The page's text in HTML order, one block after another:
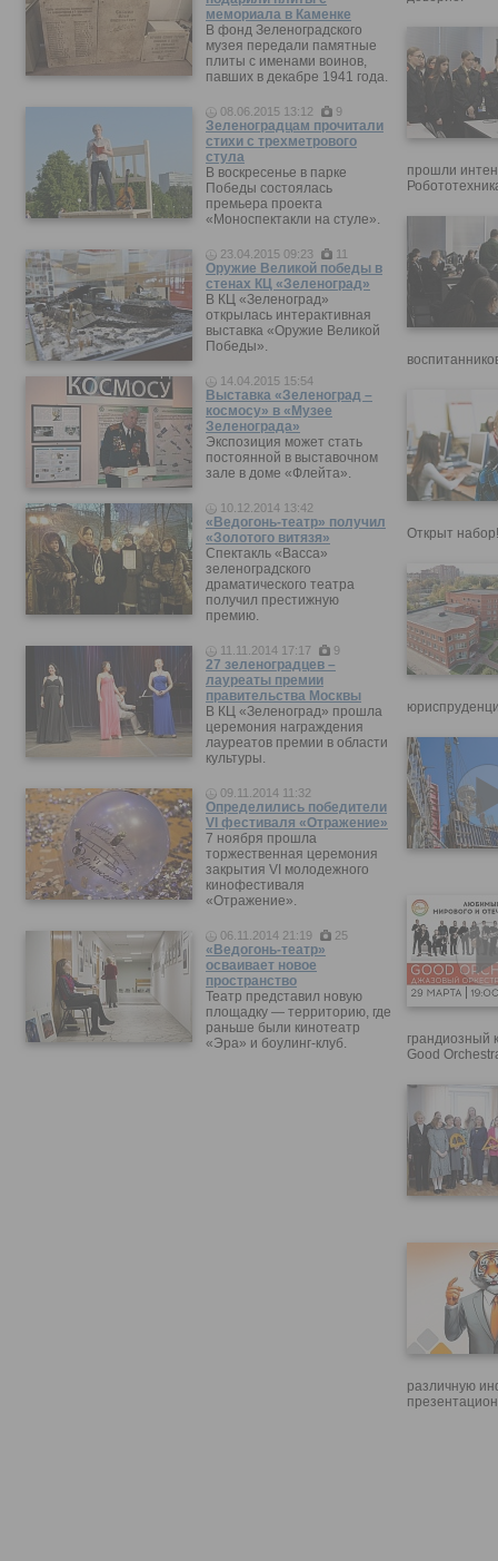
мемориала в Каменке
В фонд Зеленоградского
музея передали памятные
плиты с именами воинов,
павших в декабре 1941 года.
08.06.2015 13:12 9
Зеленоградцам прочитали
стихи с трехметрового
стула
В воскресенье в парке
Победы состоялась
премьера проекта
«Моноспектакли на стуле».
23.04.2015 09:23 11
Оружие Великой победы в
стенах КЦ «Зеленоград»
В КЦ «Зеленоград»
открылась интерактивная
выставка «Оружие Великой
Победы».
14.04.2015 15:54
Выставка «Зеленоград –
космосу» в «Музее
Зеленограда»
Экспозиция может стать
постоянной в выставочном
зале в доме «Флейта».
10.12.2014 13:42
«Ведогонь-театр» получил
«Золотого витязя»
Спектакль «Васса»
зеленоградского
драматического театра
получил престижную
премию.
11.11.2014 17:17 9
27 зеленоградцев –
лауреаты премии
правительства Москвы
В КЦ «Зеленоград» прошла
церемония награждения
лауреатов премии в области
культуры.
09.11.2014 11:32
Определились победители
VI фестиваля «Отражение»
7 ноября прошла
торжественная церемония
закрытия VI молодежного
кинофестиваля
«Отражение».
06.11.2014 21:19 25
«Ведогонь-театр»
осваивает новое
пространство
Театр представил новую
площадку — территорию, где
раньше были кинотеатр
«Эра» и боулинг-клуб.
прошли
Открыт набор!
грандиозный
Good
различную